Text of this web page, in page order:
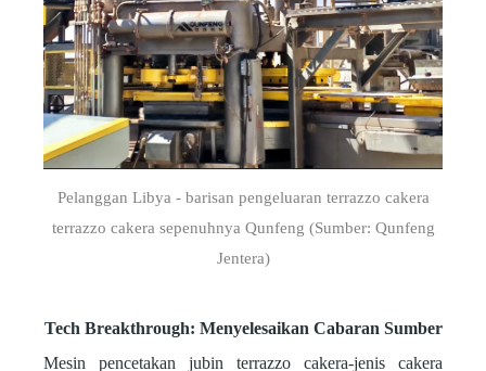
Pelanggan Libya - barisan pengeluaran terrazzo cakera
terrazzo cakera sepenuhnya Qunfeng (Sumber: Qunfeng
Jentera)
Tech Breakthrough: Menyelesaikan Cabaran Sumber
Mesin pencetakan jubin terrazzo cakera-jenis cakera